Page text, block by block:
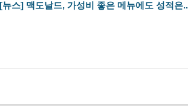
[뉴스] 맥도날드, 가성비 좋은 메뉴에도 성적은